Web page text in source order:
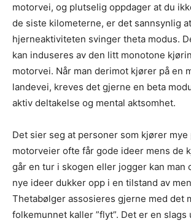
motorvei, og plutselig oppdager at du
de siste kilometerne, er det sannsynlig at
hjerneaktiviteten svinger theta modus.
kan induseres av den litt monotone
motorvei. Når man derimot kjører på en
landevei, kreves det gjerne en beta
aktiv deltakelse og mental aktsomhet.
Det sier seg at personer som kjører mye
motorveier ofte får gode ideer mens de
går en tur i skogen eller jogger kan man
nye ideer dukker opp i en tilstand av
Thetabølger assosieres gjerne med det
folkemunnet kaller ”flyt”. Det er en slags